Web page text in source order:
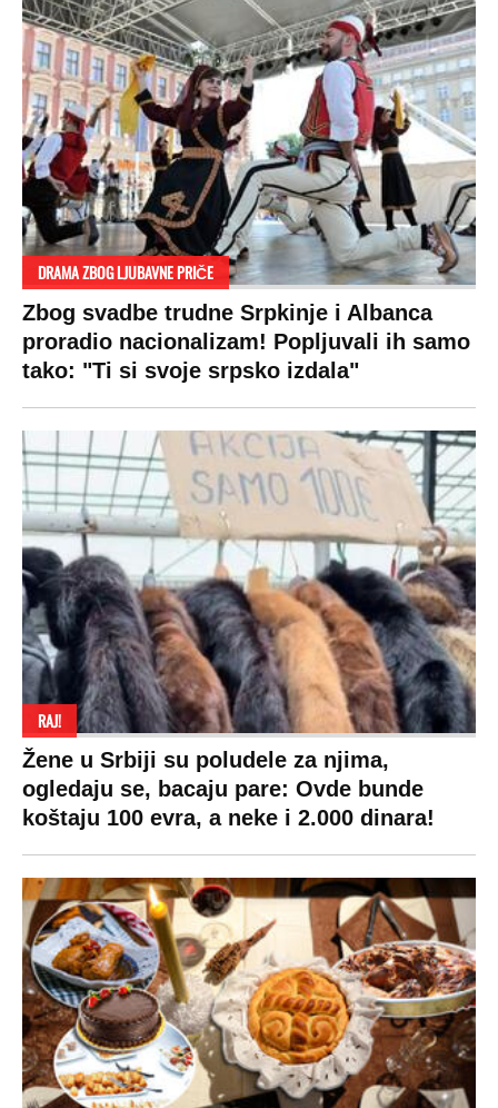
DRAMA ZBOG LJUBAVNE PRIČE
Zbog svadbe trudne Srpkinje i Albanca
proradio nacionalizam! Popljuvali ih samo
tako: "Ti si svoje srpsko izdala"
RAJ!
Žene u Srbiji su poludele za njima,
ogledaju se, bacaju pare: Ovde bunde
koštaju 100 evra, a neke i 2.000 dinara!